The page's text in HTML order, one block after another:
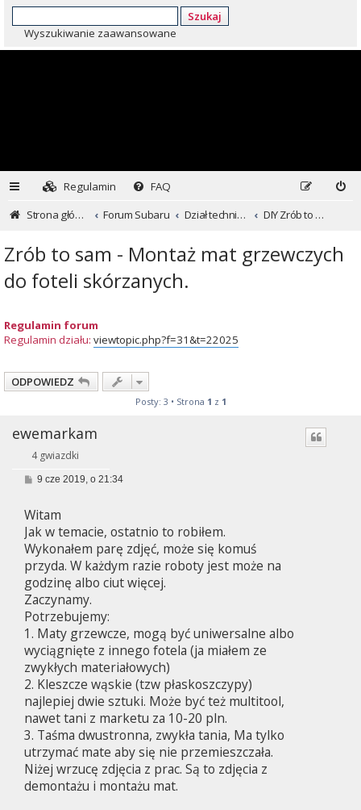
Szukaj
Wyszukiwanie zaawansowane
Regulamin
FAQ
Strona główna
Forum Subaru Dział techniczny ...czyli dla kochających inaczej DIY Zrób to sam
Zrób to sam - Montaż mat grzewczych
do foteli skórzanych.
Regulamin forum
Regulamin działu: viewtopic.php?f=31&t=22025
ODPOWIEDZ
Posty: 3 • Strona 1 z 1
ewemarkam
4 gwiazdki
P
t
9 cze 2019, o 21:34
Witam
Jak w temacie, ostatnio to robiłem.
Wykonałem parę zdjęć, może się komuś
przyda. W każdym razie roboty jest może na
godzinę albo ciut więcej.
Zaczynamy.
Potrzebujemy:
1. Maty grzewcze, mogą być uniwersalne albo
wyciągnięte z innego fotela (ja miałem ze
zwykłych materiałowych)
2. Kleszcze wąskie (tzw płaskoszczypy)
najlepiej dwie sztuki. Może być też multitool,
nawet tani z marketu za 10-20 pln.
3. Taśma dwustronna, zwykła tania, Ma tylko
utrzymać mate aby się nie przemieszczała.
Niżej wrzucę zdjęcia z prac. Są to zdjęcia z
demontażu i montażu mat.